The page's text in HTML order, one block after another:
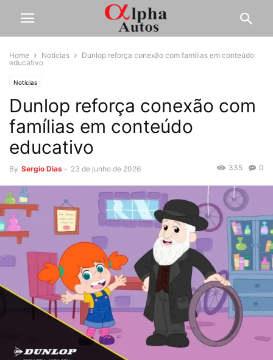
Home Notícias
Dunlop reforça conexão com famílias em conteúdo
educativo
Notícias
Dunlop reforça conexão com
famílias em conteúdo
educativo
By Sergio Dias - 23 de junho de 2026 0
335